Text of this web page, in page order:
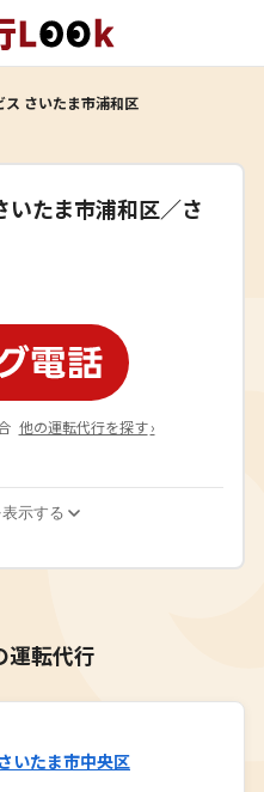
さいたま市浦和区
たま市浦和区／さ
他の運転代行を探す ›
示する
運転代行
いたま市中央区